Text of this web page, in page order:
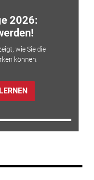
2026:
wie Sie die
können.